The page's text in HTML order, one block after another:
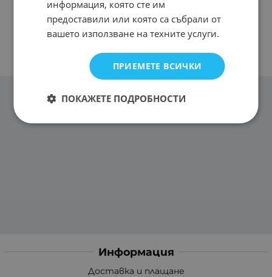
Информация
Доставка и плащане
информация, която сте им
предоставили или която са събрали от
вашето използване на техните услуги.
ПРИЕМЕТЕ ВСИЧКИ
ПОКАЖЕТЕ ПОДРОБНОСТИ